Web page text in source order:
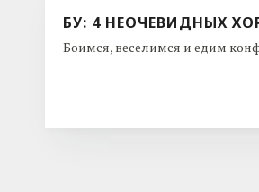
БУ: 4 НЕОЧЕВИДНЫХ
Боимся, веселимся и едим